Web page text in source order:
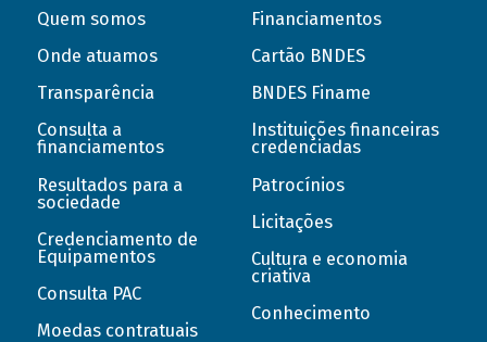
Quem somos
Onde atuamos
Transparência
Consulta a
financiamentos
Resultados para a
sociedade
Credenciamento de
Equipamentos
Consulta PAC
Moedas contratuais
Financiamentos
Cartão BNDES
BNDES Finame
Instituições financeiras
credenciadas
Patrocínios
Licitações
Cultura e economia
criativa
Conhecimento